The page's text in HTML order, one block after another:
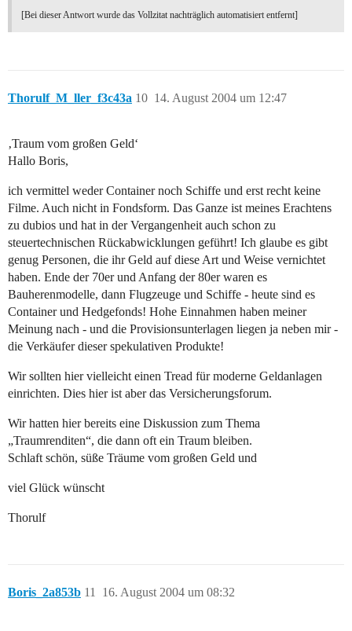
[Bei dieser Antwort wurde das Vollzitat nachträglich automatisiert entfernt]
Thorulf_M_ller_f3c43a 14. August 2004 um 12:47
10
‚Traum vom großen Geld‘
Hallo Boris,
ich vermittel weder Container noch Schiffe und erst recht keine
Filme. Auch nicht in Fondsform. Das Ganze ist meines Erachtens
zu dubios und hat in der Vergangenheit auch schon zu
steuertechnischen Rückabwicklungen geführt! Ich glaube es gibt
genug Personen, die ihr Geld auf diese Art und Weise vernichtet
haben. Ende der 70er und Anfang der 80er waren es
Bauherenmodelle, dann Flugzeuge und Schiffe - heute sind es
Container und Hedgefonds! Hohe Einnahmen haben meiner
Meinung nach - und die Provisionsunterlagen liegen ja neben mir -
die Verkäufer dieser spekulativen Produkte!
Wir sollten hier vielleicht einen Tread für moderne Geldanlagen
einrichten. Dies hier ist aber das Versicherungsforum.
Wir hatten hier bereits eine Diskussion zum Thema
„Traumrenditen“, die dann oft ein Traum bleiben.
Schlaft schön, süße Träume vom großen Geld und
viel Glück wünscht
Thorulf
Boris_2a853b 16. August 2004 um 08:32
11